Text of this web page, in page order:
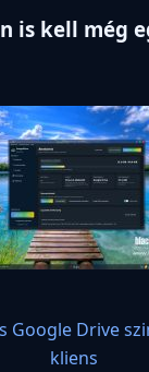
is kell még
Google Drive
kliens